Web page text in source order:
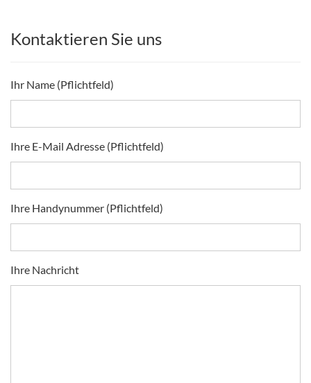
Kontaktieren Sie uns
Ihr Name (Pflichtfeld)
Ihre E-Mail Adresse (Pflichtfeld)
Ihre Handynummer (Pflichtfeld)
Ihre Nachricht